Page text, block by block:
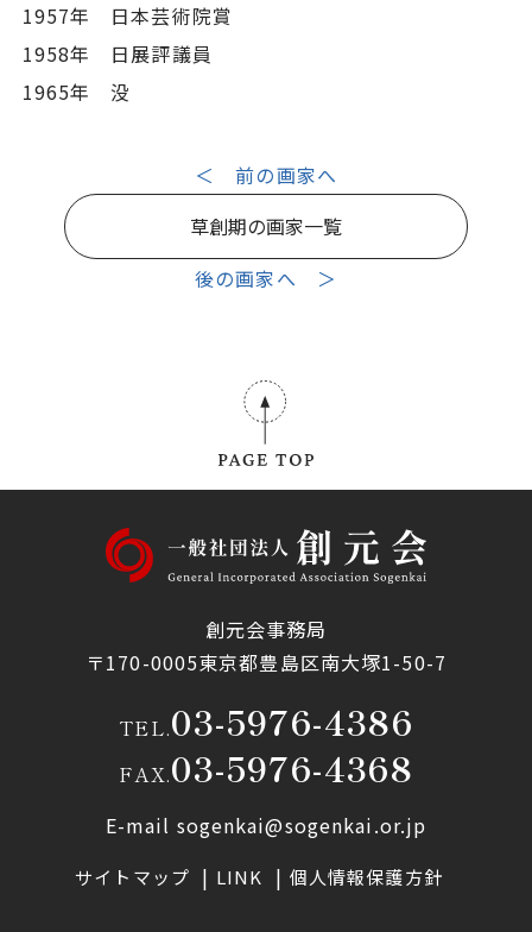
1957年 日本芸術院賞
1958年 日展評議員
1965年 没
＜ 前の画家へ
草創期の画家一覧
後の画家へ ＞
創元会事務局
〒170-0005東京都豊島区南大塚1-50-7
TEL.03-5976-4386
FAX.03-5976-4368
E-mail sogenkai@sogenkai.or.jp
サイトマップ LINK 個人情報保護方針